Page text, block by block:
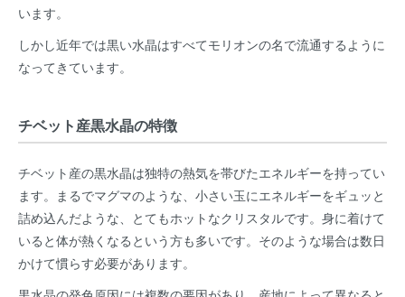
います。
しかし近年では黒い水晶はすべてモリオンの名で流通するように
なってきています。
チベット産黒水晶の特徴
チベット産の黒水晶は独特の熱気を帯びたエネルギーを持ってい
ます。まるでマグマのような、小さい玉にエネルギーをギュッと
詰め込んだような、とてもホットなクリスタルです。身に着けて
いると体が熱くなるという方も多いです。そのような場合は数日
かけて慣らす必要があります。